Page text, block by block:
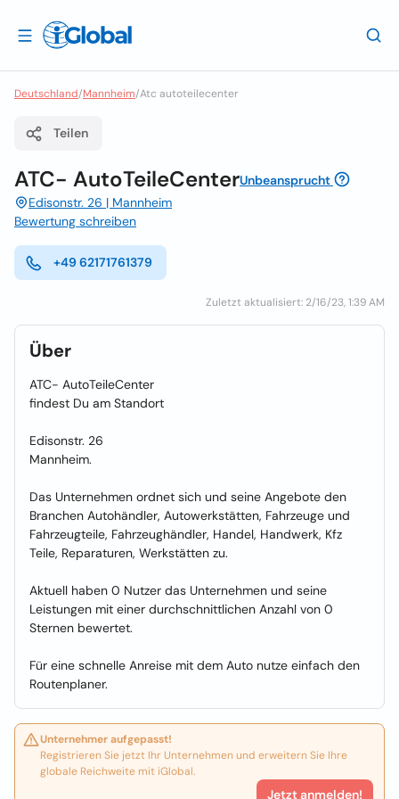
Deutschland/Mannheim/Atc autoteilecenter
Teilen
ATC- AutoTeileCenterUnbeansprucht
Edisonstr. 26 | Mannheim
Bewertung schreiben
+49 62171761379
Zuletzt aktualisiert: 2/16/23, 1:39 AM
Über
ATC- AutoTeileCenter
findest Du am Standort
Edisonstr. 26
Mannheim.
Das Unternehmen ordnet sich und seine Angebote den
Branchen Autohändler, Autowerkstätten, Fahrzeuge und
Fahrzeugteile, Fahrzeughändler, Handel, Handwerk, Kfz
Teile, Reparaturen, Werkstätten zu.
Aktuell haben 0 Nutzer das Unternehmen und seine
Leistungen mit einer durchschnittlichen Anzahl von 0
Sternen bewertet.
Für eine schnelle Anreise mit dem Auto nutze einfach den
Routenplaner.
Unternehmer aufgepasst!
Registrieren Sie jetzt Ihr Unternehmen und erweitern Sie Ihre
globale Reichweite mit iGlobal.
Jetzt anmelden!